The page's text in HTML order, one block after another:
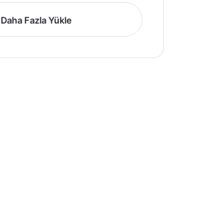
Daha Fazla Yükle